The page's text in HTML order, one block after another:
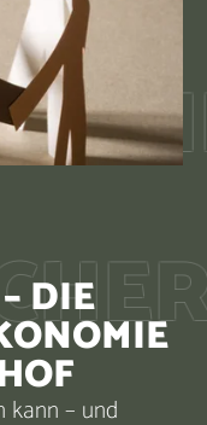
DIE
kann – und